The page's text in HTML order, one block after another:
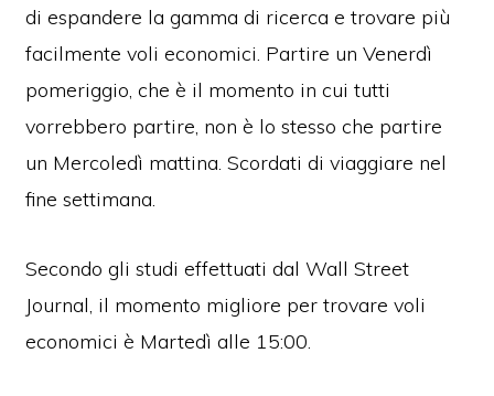
di espandere la gamma di ricerca e trovare più
facilmente voli economici. Partire un Venerdì
pomeriggio, che è il momento in cui tutti
vorrebbero partire, non è lo stesso che partire
un Mercoledì mattina. Scordati di viaggiare nel
fine settimana.
Secondo gli studi effettuati dal Wall Street
Journal, il momento migliore per trovare voli
economici è Martedì alle 15:00.